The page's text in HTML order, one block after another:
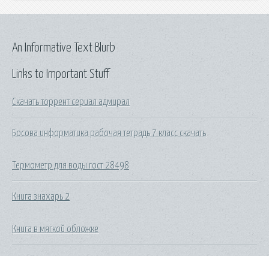
Links to Important Stuff
Скачать торрент сериал адмирал
Босова информатика рабочая тетрадь 7 класс скачать
Термометр для воды гост 28498
Книга знахарь 2
Книга в мягкой обложке
An Informative Text Blurb